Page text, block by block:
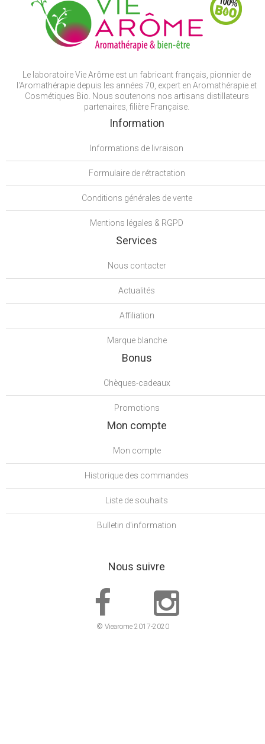
Le laboratoire Vie Arôme est un fabricant français, pionnier de
l'Aromathérapie depuis les années 70, expert en Aromathérapie et
Cosmétiques Bio. Nous soutenons nos artisans distillateurs
partenaires, filière Française.
Information
Informations de livraison
Formulaire de rétractation
Conditions générales de vente
Mentions légales & RGPD
Services
Nous contacter
Actualités
Affiliation
Marque blanche
Bonus
Chèques-cadeaux
Promotions
Mon compte
Mon compte
Historique des commandes
Liste de souhaits
Bulletin d'information
Nous suivre
© Viearome 2017-2020